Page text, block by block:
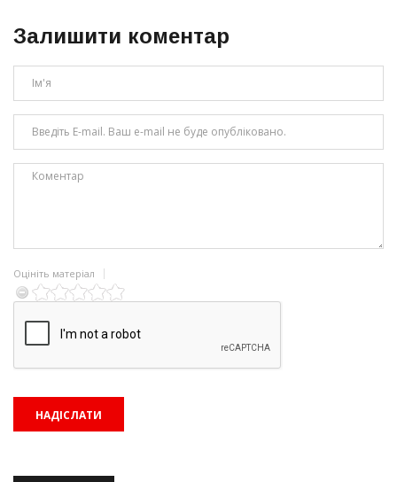
Залишити коментар
Оцініть матеріал